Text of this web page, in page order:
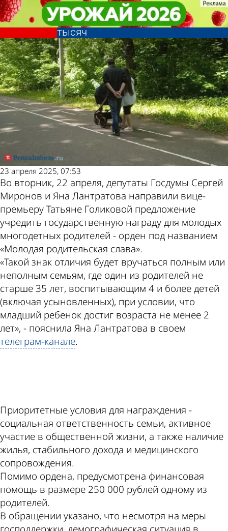
Молодым многодетным семьям
предлагают давать орден и 250
тысяч
Общество
23 апреля 2025, 07:53
Во вторник, 22 апреля, депутаты Госдумы Сергей
Миронов и Яна Лантратова направили вице-
премьеру Татьяне Голиковой предложение
учредить государственную награду для молодых
многодетных родителей - орден под названием
«Молодая родительская слава».
«Такой знак отличия будет вручаться полным или
неполным семьям, где один из родителей не
старше 35 лет, воспитывающим 4 и более детей
(включая усыновленных), при условии, что
младший ребенок достиг возраста не менее 2
лет», - пояснила Яна Лантратова в своем
телеграм-канале.
Приоритетные условия для награждения -
социальная ответственность семьи, активное
участие в общественной жизни, а также наличие
жилья, стабильного дохода и медицинского
сопровождения.
Помимо ордена, предусмотрена финансовая
помощь в размере 250 000 рублей одному из
родителей.
В обращении указано, что несмотря на меры
Молодым многодетным семьям
предлагают давать орден и 250
тысяч
Общество
Другие новости
по теме
Погода и курсы
валют в Пензе